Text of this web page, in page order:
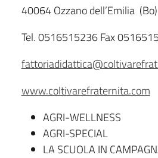
40064 Ozzano dell’Emilia (Bo)
Tel. 0516515236 Fax
www.coltivarefraternita.com
AGRI-WELLNESS
AGRI-SPECIAL
LA SCUOLA IN